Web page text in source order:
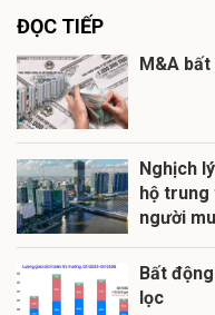
ĐỌC TIẾP
M&A
Nghịch
hộ trung
người
Bất
lọc